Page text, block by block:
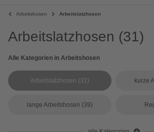
Arbeitshosen Arbeitslatzhosen
Arbeitslatzhosen (31)
Alle Kategorien in Arbeitshosen
Arbeitslatzhosen (31) kurze
lange Arbeitshosen (39)